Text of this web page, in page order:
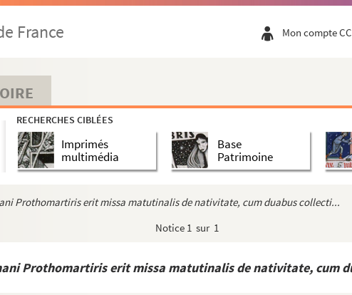
France Mon compte
RECHERCHES CIBLÉES
Imprimés
multimédia
Base
Patrimoine
Prothomartiris erit missa matutinalis de nativitate, cum duabus collecti...
Notice 1 sur 1
Prothomartiris erit missa matutinalis de nativitate, cum